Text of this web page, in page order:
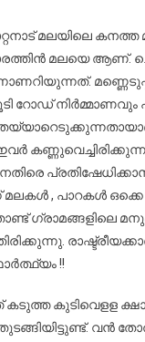
മലയിലെ കനത്ത
മലയെ ആണ്.
റോഡ്
മലകൾ , പാറകൾ
ഗ്രാമങ്ങളിലെ
!!
കുടിവെളള
തുടങ്ങിയിട്ടുണ്ട്.